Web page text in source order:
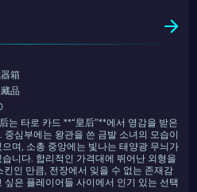
箱
品
는 타로 카드 **“皇后”**에서 영감을 받은
중심부에는 왕관을 쓴 금발 소녀의 모습이
으며, 소총 중앙에는 빛나는 태양광 무늬가
니다. 합리적인 가격대에 뛰어난 외형을
킨인 만큼, 전장에서 잊을 수 없는 존재감
싶은 플레이어들 사이에서 인기 있는 선택